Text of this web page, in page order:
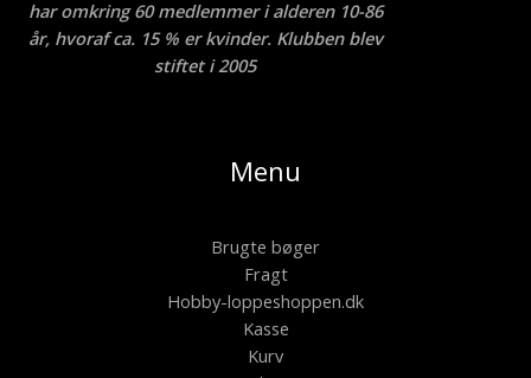
har omkring 60 medlemmer i alderen 10-86
år, hvoraf ca. 15 % er kvinder. Klubben blev
stiftet i 2005
Menu
Brugte bøger
Fragt
Hobby-loppeshoppen.dk
Kasse
Kurv